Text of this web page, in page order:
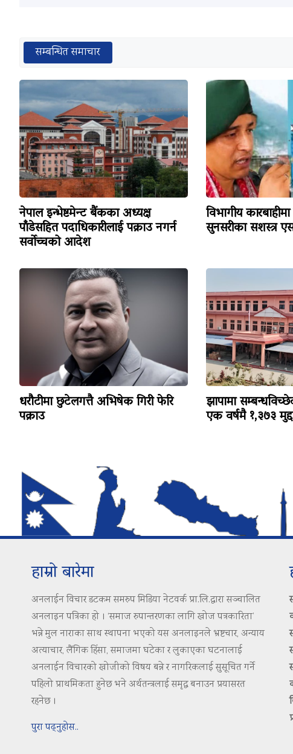
सम्बन्धित समाचार
नेपाल इन्भेष्टमेन्ट बैंकका अध्यक्ष
पाँडेसहित पदाधिकारीलाई पक्राउ नगर्न
सर्वोच्चको आदेश
विभागीय
सुनसरीका सशस्त्र
धरौटीमा छुटेलगत्तै अभिषेक गिरी फेरि
पक्राउ
झापामा
एक वर्षमै १,३७३
हाम्रो बारेमा
अनलाईन विचार डटकम समरुप मिडिया नेटवर्क प्रा.लि.द्वारा सञ्चालित
अनलाइन पत्रिका हो । ‘समाज रुपान्तरणका लागि खोज पत्रकारिता’
भन्ने मुल नाराका साथ स्थापना भएको यस अनलाइनले भ्रष्टचार, अन्याय
अत्याचार, लैंगिक हिंसा, समाजमा घटेका र लुकाएका घटनालाई
अनलाईन विचारको खोजीको विषय बन्ने र नागरिकलाई सुसूचित गर्ने
पहिलो प्राथमिकता हुनेछ भने अर्थतन्त्रलाई समृद्ध बनाउन प्रयासरत
रहनेछ ।
पुरा पढ्नुहोस..